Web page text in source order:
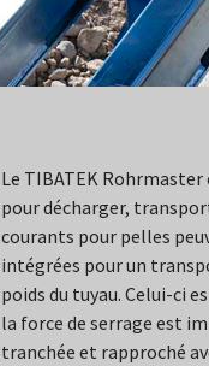
Le TIBATEK
pour décharger,
courants pour pelles
intégrées pour un
poids du tuyau. Celui-ci
la force de serrage est
tranchée et rapproché